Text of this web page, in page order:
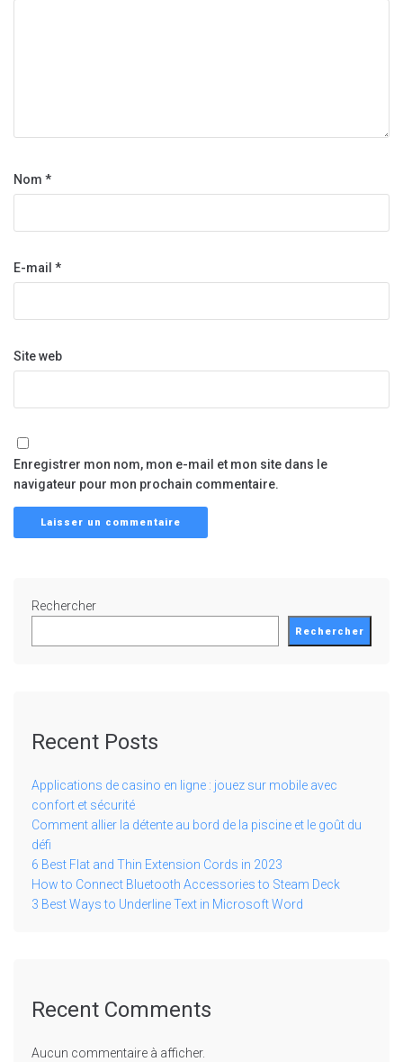
Nom *
E-mail *
Site web
Enregistrer mon nom, mon e-mail et mon site dans le
navigateur pour mon prochain commentaire.
Rechercher
Rechercher
Recent Posts
Applications de casino en ligne : jouez sur mobile avec
confort et sécurité
Comment allier la détente au bord de la piscine et le goût du
défi
6 Best Flat and Thin Extension Cords in 2023
How to Connect Bluetooth Accessories to Steam Deck
3 Best Ways to Underline Text in Microsoft Word
Recent Comments
Aucun commentaire à afficher.